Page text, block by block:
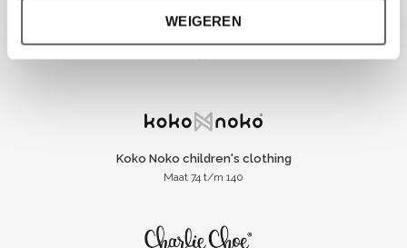
WEIGEREN
Koko Noko children's clothing
Maat 74 t/m 140